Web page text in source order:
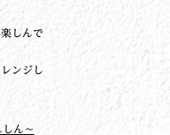
しんで
ンジし
ん～